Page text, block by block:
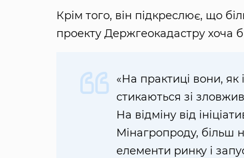
Крім того, він підкреслює, що
проекту Держгеокадастру хоча
«На практиці вони, як
стикаються зі
На відміну від
Мінагропроду, більш
елементи ринку і